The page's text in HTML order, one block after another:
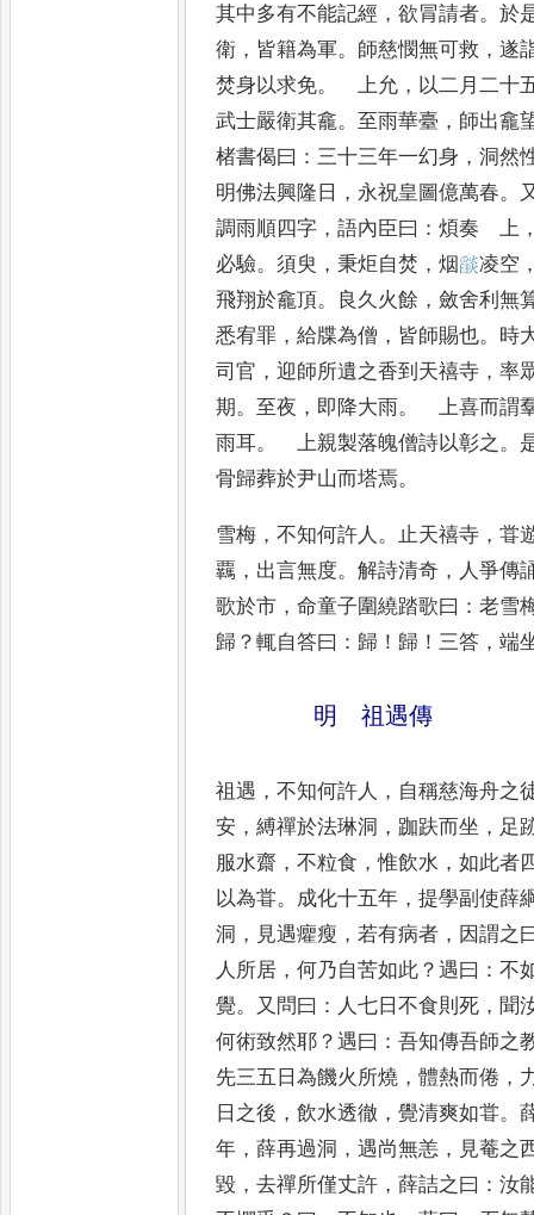
其中多有不能記經 ，欲冐請者。於
衛 ， 皆籍為軍。 師慈憫無可救 ，遂
焚身以求免。 上允 ， 以二月二十
武士嚴衛其龕。至雨華臺 ， 師出龕
楮書偈曰 ： 三十三年一幻身 ，洞然
明佛法興隆日 ， 永祝皇圖億萬春。
調雨順四字 ，語內臣曰 ：煩奏 上
必驗。須臾 ， 秉炬自焚 ，烟𦦨凌空
飛翔於龕頂。 良久火餘 ，斂舍利無
悉宥罪 ，給牒為僧 ， 皆師賜也。 時
司官 ，迎師所遺之香到天禧寺 ，率
期。至夜 ， 即降大雨。
上喜而謂
雨耳。 上親製落魄僧詩以彰之 。
骨歸葬於尹山而塔焉。
雪梅 ，不知何許人 。 止天禧寺 ，甞
覊 ， 出言無度。解詩清奇 ， 人爭傳
歌於市 ，命童子圍繞踏歌曰 ：老雪
歸 ？輒自答曰 ： 歸 ！ 歸 ！ 三答 ，端
明 祖遇傳
祖遇 ，不知何許人 ， 自稱慈海舟之
安 ，縛禪於法琳洞 ， 跏趺而坐 ， 足
服水齋 ，不粒食 ，惟飲水 ，如此者
以為甞。 成化十五年 ，提學副使薛
洞 ， 見遇癯瘦 ，若有病者 ， 因謂之
人所居 ，何乃自苦如此 ？遇曰 ：不
覺。 又問曰 ： 人七日不食則死 ， 聞
何術致然耶 ？遇曰 ：吾知傳吾師之
先三五日為饑火所燒 ，體熱而倦 ，
日之後 ，飲水透徹 ，覺清爽如甞。
年 ，薛再過洞 ，遇尚無恙 ， 見菴之
毀 ，去禪所僅丈許 ，薛詰之曰 ：汝